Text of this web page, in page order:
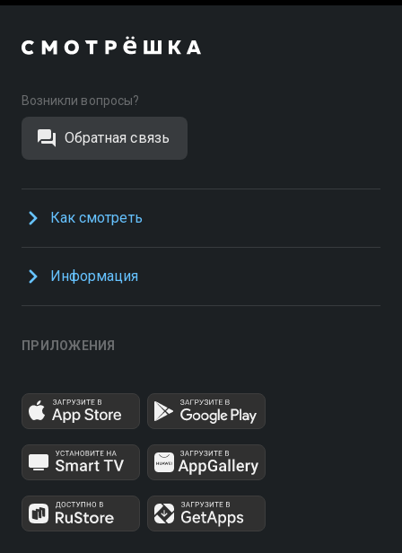
Возникли вопросы?
Обратная связь
Как смотреть
Информация
ПРИЛОЖЕНИЯ